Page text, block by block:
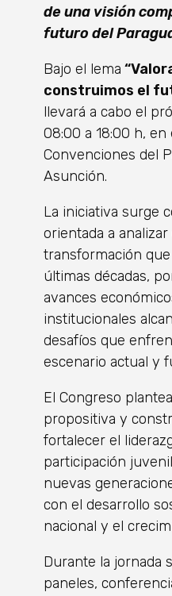
de una visión
futuro del
Bajo el lema
construimos el
llevará a cabo el
08:00 a 18:00 h, en
Convenciones del
Asunción.
La iniciativa surge
orientada a
transformación
últimas décadas,
avances
institucionales
desafíos que
escenario actual y
El Congreso
propositiva y
fortalecer el
participación
nuevas
con el desarrollo
nacional y el
Durante la jornada
paneles,